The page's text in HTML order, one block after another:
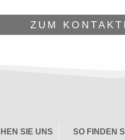
ZUM
SIE UNS SO FINDEN